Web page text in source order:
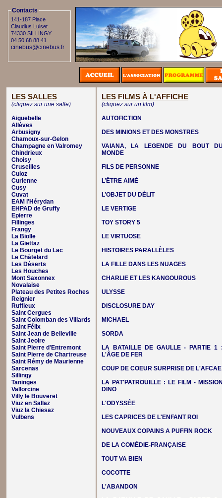
Contacts
141-187 Place
Claudius Luiset
74330 SILLINGY
04 50 68 88 41
cinebus@cinebus.fr
LES SALLES
(cliquez sur une salle)
Aiguebelle
Allèves
Arbusigny
Chamoux-sur-Gelon
Champagne en Valromey
Chindrieux
Choisy
Cruseilles
Culoz
Curienne
Cusy
Cuvat
EAM l'Hérydan
EHPAD de Gruffy
Epierre
Fillinges
Frangy
La Biolle
La Giettaz
Le Bourget du Lac
Le Châtelard
Les Déserts
Les Houches
Mont Saxonnex
Novalaise
Plateau des Petites Roches
Reignier
Ruffieux
Saint Cergues
Saint Colomban des Villards
Saint Félix
Saint Jean de Belleville
Saint Jeoire
Saint Pierre d'Entremont
Saint Pierre de Chartreuse
Saint Rémy de Maurienne
Sarcenas
Sillingy
Taninges
Vallorcine
Villy le Bouveret
Viuz en Sallaz
Viuz la Chiesaz
Vulbens
LES FILMS À L'AFFICHE
(cliquez sur un film)
AUTOFICTION
DES MINIONS ET DES MONSTRES
VAIANA, LA LEGENDE DU BOUT
MONDE
FILS DE PERSONNE
L’ÊTRE AIMÉ
L’OBJET DU DÉLIT
LE VERTIGE
TOY STORY 5
LE VIRTUOSE
HISTOIRES PARALLÈLES
LA FILLE DANS LES NUAGES
CHARLIE ET LES KANGOUROUS
ULYSSE
DISCLOSURE DAY
MICHAEL
SORDA
LA BATAILLE DE GAULLE - PARTIE 1
L'ÂGE DE FER
COUP DE COEUR SURPRISE DE L'AFCAE
LA PAT'PATROUILLE : LE FILM -
DINO
L'ODYSSÉE
LES CAPRICES DE L'ENFANT ROI
NOUVEAUX COPAINS A PUFFIN ROCK
DE LA COMÉDIE-FRANÇAISE
TOUT VA BIEN
COCOTTE
L'ABANDON